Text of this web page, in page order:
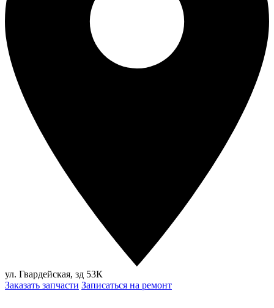
ул. Гвардейская, зд 53К
Заказать запчасти Записаться на ремонт